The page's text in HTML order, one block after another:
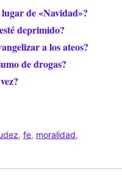
de «Navidad»?
deprimido?
a los ateos?
de drogas?
, fe, moralidad,